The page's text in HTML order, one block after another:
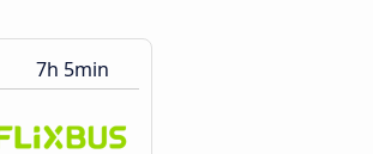
7h 5min